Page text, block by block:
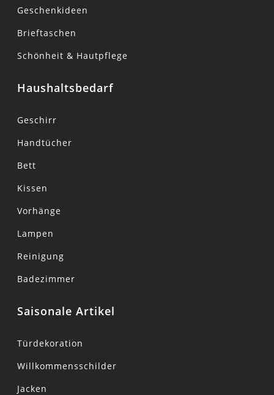
Geschenkideen
Brieftaschen
Schönheit & Hautpflege
Haushaltsbedarf
Geschirr
Handtücher
Bett
Kissen
Vorhänge
Lampen
Reinigung
Badezimmer
Saisonale Artikel
Türdekoration
Willkommensschilder
Jacken